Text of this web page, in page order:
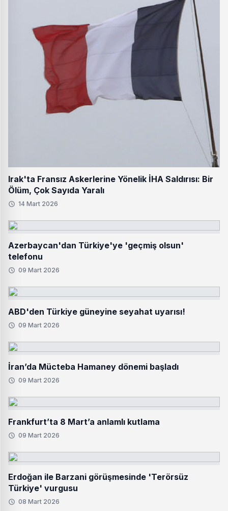
Irak'ta Fransız Askerlerine Yönelik İHA Saldırısı: Bir
Ölüm, Çok Sayıda Yaralı
14 Mart 2026
Azerbaycan'dan Türkiye'ye 'geçmiş olsun'
telefonu
09 Mart 2026
ABD'den Türkiye güneyine seyahat uyarısı!
09 Mart 2026
İran’da Mücteba Hamaney dönemi başladı
09 Mart 2026
Frankfurt’ta 8 Mart’a anlamlı kutlama
09 Mart 2026
Erdoğan ile Barzani görüşmesinde 'Terörsüz
Türkiye' vurgusu
08 Mart 2026